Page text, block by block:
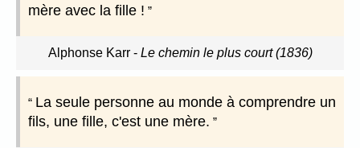
mère avec la fille !
Alphonse Karr- Le chemin le plus court (1836)
La seule personne au monde à comprendre un
fils, une fille, c'est une mère.